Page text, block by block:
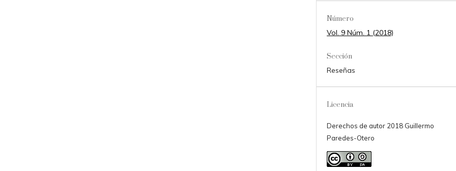
Número
Vol. 9 Núm. 1 (2018)
Sección
Reseñas
Licencia
Derechos de autor 2018 Guillermo
Paredes-Otero